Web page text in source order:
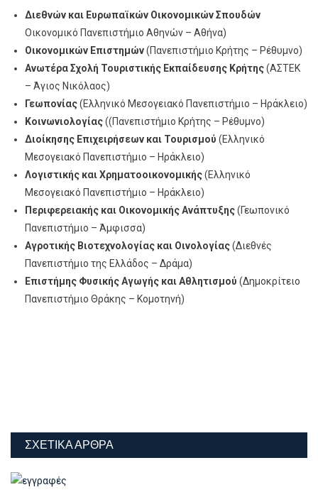
Διεθνών και Ευρωπαϊκών Οικονομικών Σπουδών
Οικονομικό Πανεπιστήμιο Αθηνών – Αθήνα)
Οικονομικών Επιστημών(Πανεπιστήμιο Κρήτης – Ρέθυμνο)
Ανωτέρα Σχολή Τουριστικής Εκπαίδευσης Κρήτης(ΑΣΤΕΚ
– Άγιος Νικόλαος)
Γεωπονίας(Ελληνικό Μεσογειακό Πανεπιστήμιο – Ηράκλειο)
Κοινωνιολογίας((Πανεπιστήμιο Κρήτης – Ρέθυμνο)
Διοίκησης Επιχειρήσεων και Τουρισμού (Ελληνικό
Μεσογειακό Πανεπιστήμιο – Ηράκλειο)
Λογιστικής και Χρηματοοικονομικής(Ελληνικό
Μεσογειακό Πανεπιστήμιο – Ηράκλειο)
Περιφερειακής και Οικονομικής Ανάπτυξης(Γεωπονικό
Πανεπιστήμιο – Άμφισσα)
Αγροτικής Βιοτεχνολογίας και Οινολογίας(Διεθνές
Πανεπιστήμιο της Ελλάδος – Δράμα)
Επιστήμης Φυσικής Αγωγής και Αθλητισμού (Δημοκρίτειο
Πανεπιστήμιο Θράκης – Κομοτηνή)
ΣΧΕΤΙΚΆ ΆΡΘΡΑ